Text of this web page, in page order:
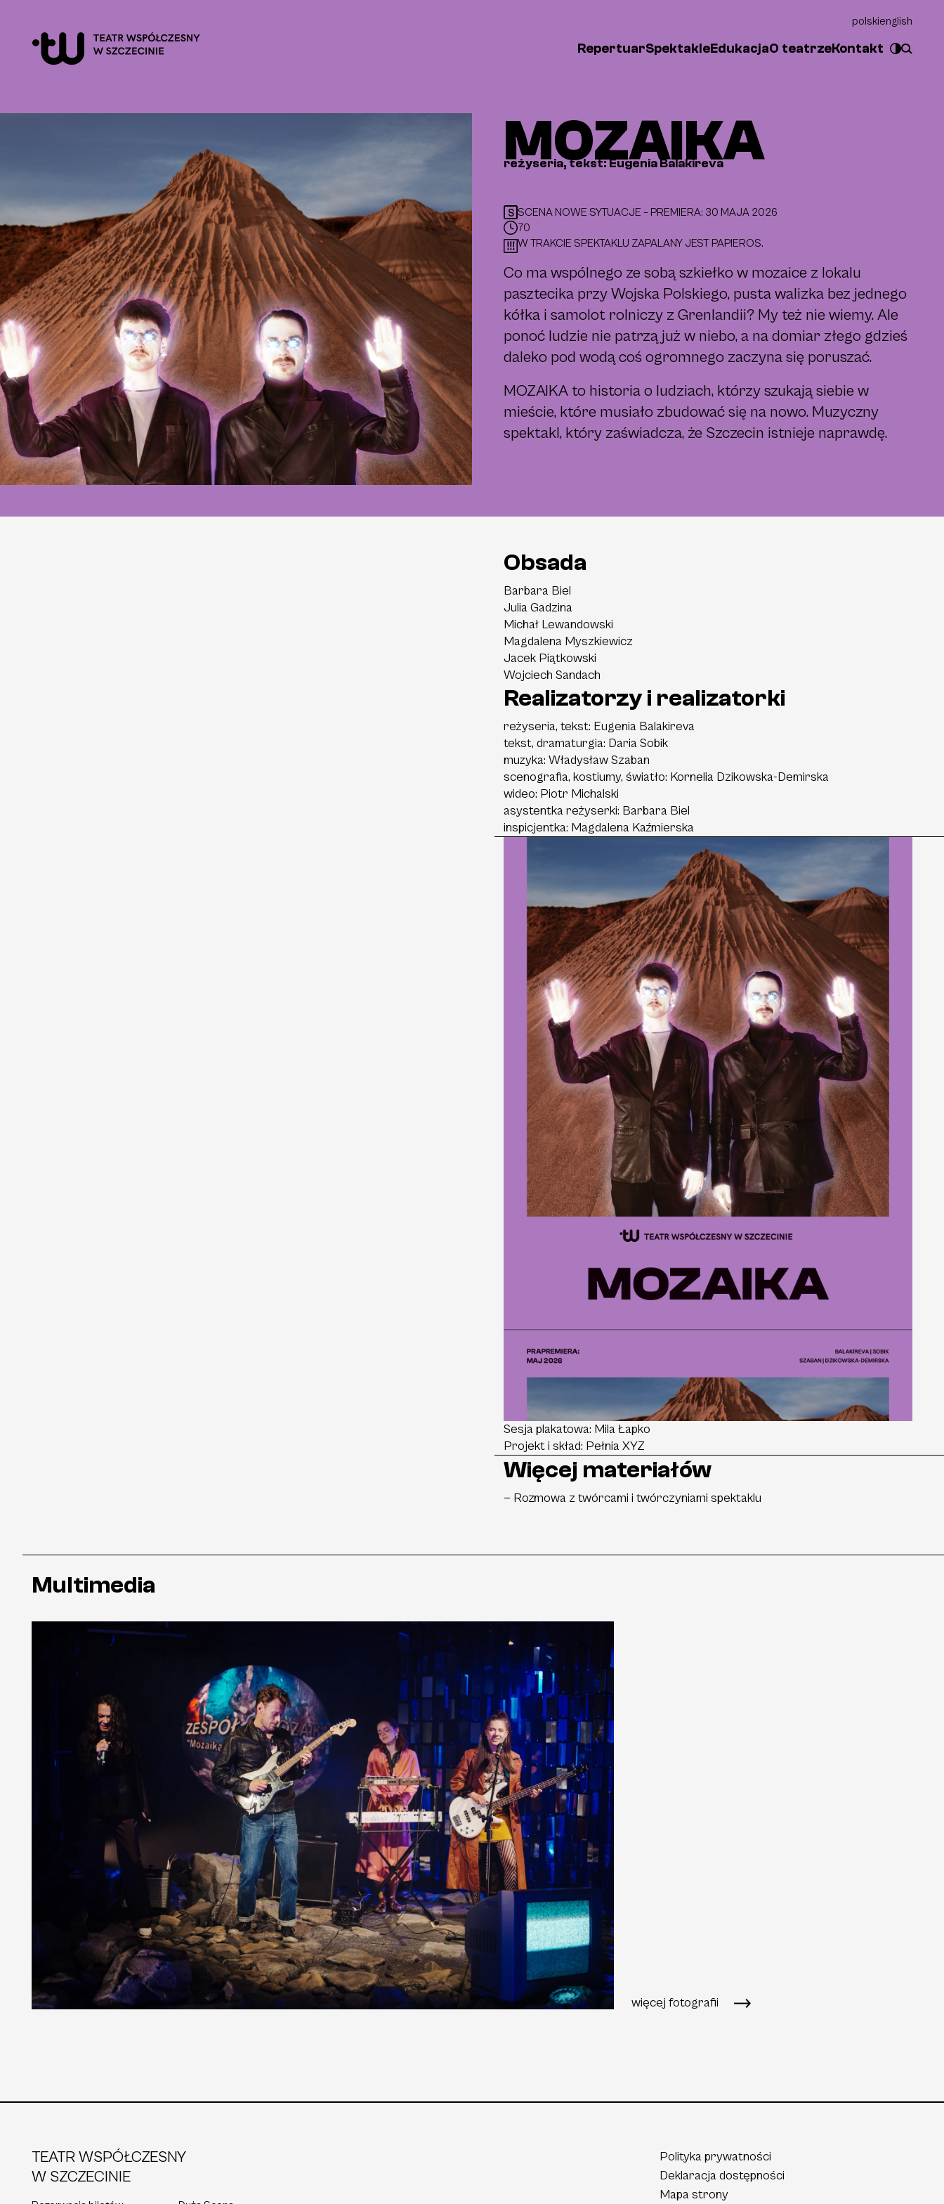
polskienglish
RepertuarSpektakleEdukacjaO teatrzeKontakt
MOZAIKA
reżyseria, tekst:Eugenia Balakireva
S SCENA NOWE SYTUACJE – PREMIERA: 30 MAJA 2026
70
W TRAKCIE SPEKTAKLU ZAPALANY JEST PAPIEROS.
Co ma wspólnego ze sobą szkiełko w mozaice z lokalu
pasztecika przy Wojska Polskiego, pusta walizka bez jednego
kółka i samolot rolniczy z Grenlandii? My też nie wiemy. Ale
ponoć ludzie nie patrzą już w niebo, a na domiar złego gdzieś
daleko pod wodą coś ogromnego zaczyna się poruszać.
MOZAIKA to historia o ludziach, którzy szukają siebie w
mieście, które musiało zbudować się na nowo. Muzyczny
spektakl, który zaświadcza, że Szczecin istnieje naprawdę.
Obsada
Barbara Biel
Julia Gadzina
Michał Lewandowski
Magdalena Myszkiewicz
Jacek Piątkowski
Wojciech Sandach
Realizatorzy i realizatorki
reżyseria, tekst: Eugenia Balakireva
tekst, dramaturgia: Daria Sobik
muzyka: Władysław Szaban
scenografia, kostiumy, światło: Kornelia Dzikowska-Demirska
wideo: Piotr Michalski
asystentka reżyserki: Barbara Biel
inspicjentka: Magdalena Kaźmierska
Sesja plakatowa: Mila Łapko
Projekt i skład: Pełnia XYZ
Więcej materiałów
— Rozmowa z twórcami i twórczyniami spektaklu
Multimedia
więcej fotografii
TEATR WSPÓŁCZESNY
W SZCZECINIE
Polityka prywatności
Deklaracja dostępności
Mapa strony